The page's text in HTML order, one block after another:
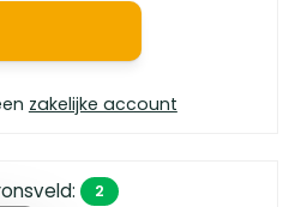
zakelijke account
: 2